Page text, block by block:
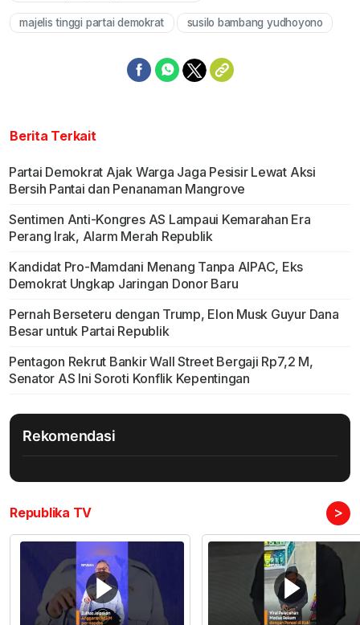
majelis tinggi partai demokrat susilo bambang yudhoyono
Berita Terkait
Partai Demokrat Ajak Warga Jaga Pesisir Lewat Aksi
Bersih Pantai dan Penanaman Mangrove
Sentimen Anti-Kongres AS Lampaui Kemarahan Era
Perang Irak, Alarm Merah Republik
Kandidat Pro-Mamdani Menang Tanpa AIPAC, Eks
Demokrat Ungkap Jaringan Donor Baru
Pernah Berseteru dengan Trump, Elon Musk Guyur Dana
Besar untuk Partai Republik
Pentagon Rekrut Bankir Wall Street Bergaji Rp7,2 M,
Senator AS Ini Soroti Konflik Kepentingan
Rekomendasi
Republika TV >